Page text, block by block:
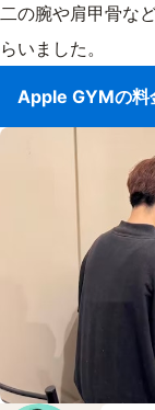
二の腕や肩甲骨な
らいました。
Apple GYMの料